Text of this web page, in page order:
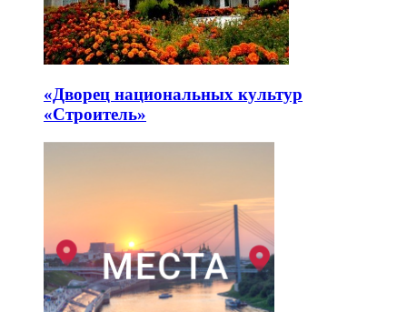
«Дворец национальных культур
«Строитель»